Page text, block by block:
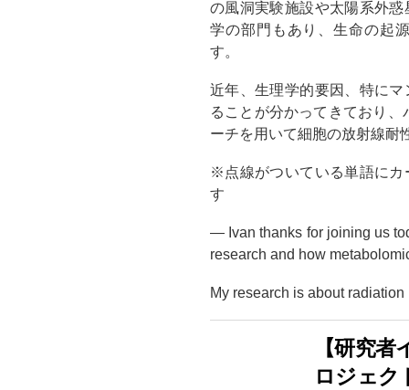
の風洞実験施設や太陽系外
学の部門もあり、生命の起
す。
近年、生理学的要因、特に
ることが分かってきており
ーチを用いて細胞の放射線耐
※点線がついている単語にカ
す
― Ivan thanks for joining us
research and how
My research is about
【研究
ロジェク